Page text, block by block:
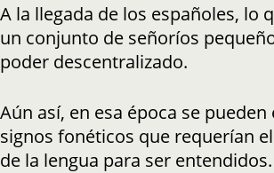
A la llegada de los españoles, lo
un conjunto de señoríos
poder descentralizado.
Aún así, en esa época se
signos fonéticos que requerían
de la lengua para ser entendidos.